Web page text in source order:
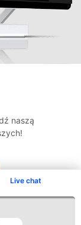
Live chat
naszą